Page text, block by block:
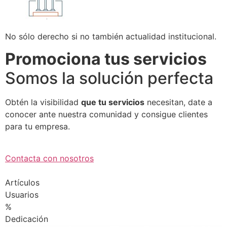
No sólo derecho si no también actualidad institucional.
Promociona tus servicios
Somos la solución perfecta
Obtén la visibilidad que tu servicios necesitan, date a
conocer ante nuestra comunidad y consigue clientes
para tu empresa.
Contacta con nosotros
Artículos
Usuarios
%
Dedicación